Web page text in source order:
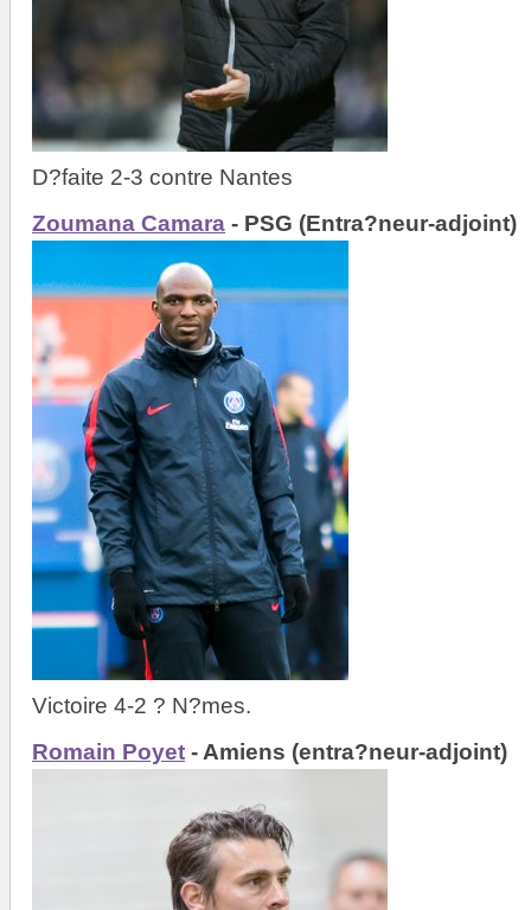
D?faite 2-3 contre Nantes
Zoumana Camara - PSG (Entra?neur-adjoint)
Victoire 4-2 ? N?mes.
Romain Poyet - Amiens (entra?neur-adjoint)